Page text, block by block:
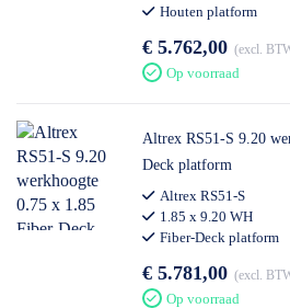
Houten platform
€ 5.762,00 excl.
Op voorraad
Altrex RS51-S 9.20
Deck platform
Altrex RS51-S
1.85 x 9.20 WH
Fiber-Deck platform
€ 5.781,00 excl.
Op voorraad